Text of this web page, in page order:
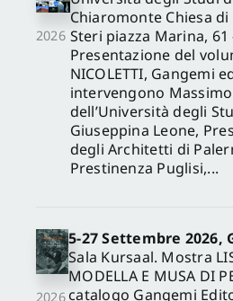
2026
Chiaromonte Chiesa di
Steri piazza Marina, 61
Presentazione del
NICOLETTI, Gangemi
intervengono
dell’Università degli
Giuseppina Leone,
degli Architetti di
Prestinenza Puglisi,...
2026
5-27 Settembre
Sala Kursaal. Mostra
MODELLA E MUSA DI
catalogo Gangemi